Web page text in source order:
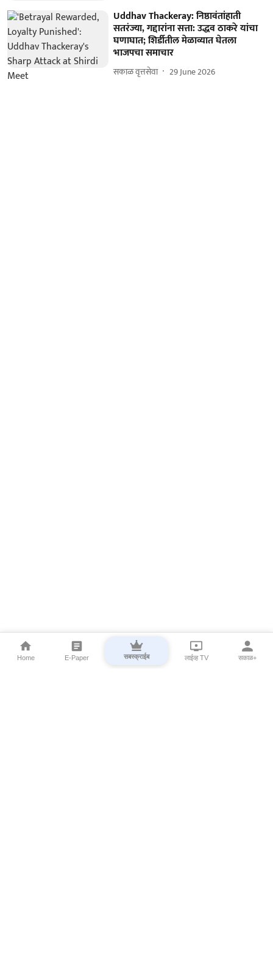
Uddhav Thackeray: निष्ठावंतांहाती
सतरंज्या, गद्दारांना सत्ता: उद्धव ठाकरे यांचा
घणाघात; शिर्डीतील मेळाव्यात घेतला
भाजपचा समाचार
सकाळ वृत्तसेवा 29 June 2026
Home E-Paper सबस्क्राईब लाईव्ह TV सकाळ+